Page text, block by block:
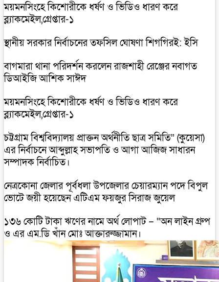
ময়মনসিংহে কিশোরীকে ধর্ষণ ও ভিডিও ধারণ করে
ব্ল্যাকমেইল,গ্রেপ্তার-১
স্থানীয় সরকার নির্বাচনের তফসিল ঘোষণা শিগগিরই: ইসি
বাগমারা থানা পরিদর্শন করলেন রাজশাহী রেঞ্জের নবাগত
ডিআইজি আশিক সাঈদ
ময়মনসিংহে কিশোরীকে ধর্ষণ ও ভিডিও ধারণ করে
ব্ল্যাকমেইল,গ্রেপ্তার-১
চট্টগ্রাম বিশ্ববিদ্যালয় প্রাক্তন অর্থনীতি ছাত্র সমিতি” (কুয়েসা)
এর নির্বাচনে আব্দুল্লাহ সভাপতি ও আগা আজিজ সাধারন
সম্পাদক নির্বাচিত।
নেত্রকোনা জেলার পূর্বধলা উপজেলার চেয়ারম্যান পদে বিপুল
ভোটে জয়ী হয়েছেন এটিএম ফয়জুর সিরাজ জুয়েল
১৩৬ কোটি টাকা ঋণের নামে অর্থ লোপাট – “অন লাইন গ্রুপ
ও এর এম.ডি খাঁন মোঃ আক্তারুজ্জামান।